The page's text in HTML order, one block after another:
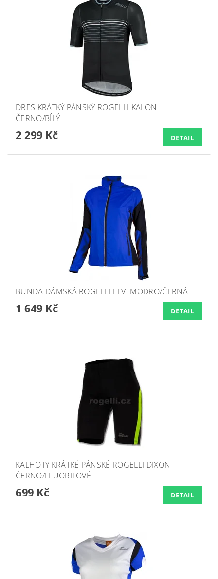
DRES KRÁTKÝ PÁNSKÝ ROGELLI KALON
ČERNO/BÍLÝ
2 299 Kč DETAIL
BUNDA DÁMSKÁ ROGELLI ELVI MODRO/ČERNÁ
1 649 Kč DETAIL
KALHOTY KRÁTKÉ PÁNSKÉ ROGELLI DIXON
ČERNO/FLUORITOVÉ
699 Kč DETAIL